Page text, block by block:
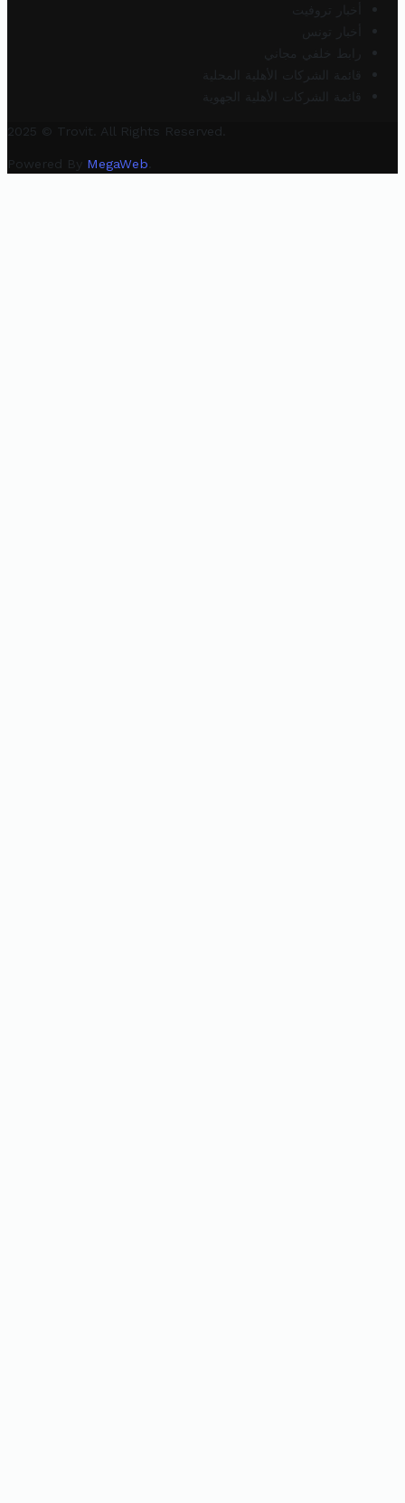
أخبار تروفيت
أخبار تونس
رابط خلفي مجاني
قائمة الشركات الأهلية المحلية
قائمة الشركات الأهلية الجهوية
2025 © Trovit. All Rights Reserved.
Powered By MegaWeb